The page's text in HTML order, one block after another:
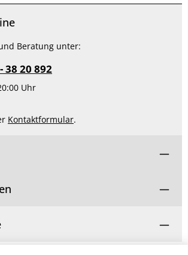
Gib den gewünschten Wert ein
Beratung unter:
38 20 892
Uhr
Kontaktformular.